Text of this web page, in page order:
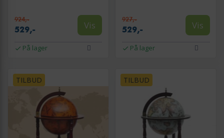
924,-
529,- Vis
På lager
927,-
529,- Vis
På lager
TILBUD TILBUD